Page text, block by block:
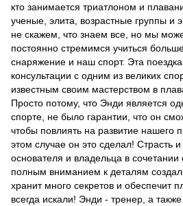
кто занимается триатлоном и
ученые, элита, возрастные группы и
не скажем, что знаем все, но мы
постоянно стремимся учиться
снаряжение и наш спорт. Эта
консультации с одним из великих
известным своим мастерством в
Просто потому, что Энди является
спорте, не было гарантии, что он
чтобы повлиять на развитие нашего
этом случае он это сделал! Страсть
основателя и владельца в
полным вниманием к деталям
хранит много секретов и обеспечит
всегда искали! Энди - тренер, а